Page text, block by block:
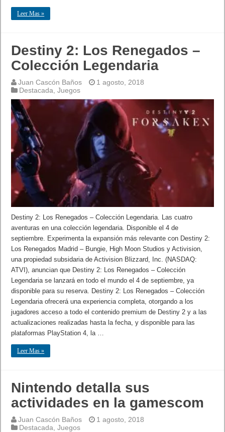
Leer Mas »
Destiny 2: Los Renegados –
Colección Legendaria
Juan Cascón Baños
1 agosto, 2018
Destacada ,Juegos
Destiny 2: Los Renegados – Colección Legendaria. Las cuatro
aventuras en una colección legendaria. Disponible el 4 de
septiembre. Experimenta la expansión más relevante con Destiny 2:
Los Renegados Madrid – Bungie, High Moon Studios y Activision,
una propiedad subsidaria de Activision Blizzard, Inc. (NASDAQ:
ATVI), anuncian que Destiny 2: Los Renegados – Colección
Legendaria se lanzará en todo el mundo el 4 de septiembre, ya
disponible para su reserva. Destiny 2: Los Renegados – Colección
Legendaria ofrecerá una experiencia completa, otorgando a los
jugadores acceso a todo el contenido premium de Destiny 2 y a las
actualizaciones realizadas hasta la fecha, y disponible para las
plataformas PlayStation 4, la …
Leer Mas »
Nintendo detalla sus
actividades en la gamescom
Juan Cascón Baños
1 agosto, 2018
Destacada ,Juegos